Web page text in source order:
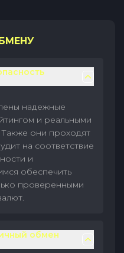
надежные
и реальными
Также они проходят
на соответствие
и
обеспечить
проверенными
обмен